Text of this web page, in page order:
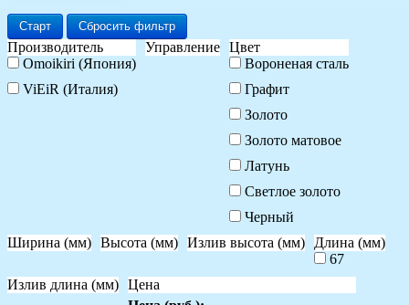
Старт Сбросить фильтр
Производитель
Omoikiri (Япония)
ViEiR (Италия)
Управление Цвет
Вороненая сталь
Графит
Золото
Золото матовое
Латунь
Светлое золото
Черный
Ширина (мм) Высота (мм) Излив высота (мм)
Длина (мм)
67
Излив длина (мм) Цена